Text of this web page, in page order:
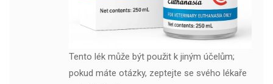
Tento lék může být použit k jiným účelům;
pokud máte otázky, zeptejte se svého lékaře